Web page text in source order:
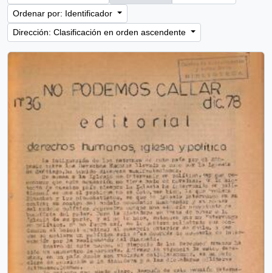
Ordenar por: Identificador
Dirección: Clasificación en orden ascendente